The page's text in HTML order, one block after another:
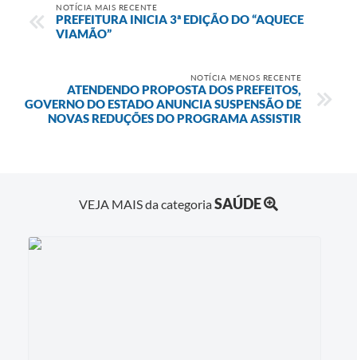
NOTÍCIA MAIS RECENTE
PREFEITURA INICIA 3ª EDIÇÃO DO “AQUECE
VIAMÃO”
NOTÍCIA MENOS RECENTE
ATENDENDO PROPOSTA DOS PREFEITOS,
GOVERNO DO ESTADO ANUNCIA SUSPENSÃO DE
NOVAS REDUÇÕES DO PROGRAMA ASSISTIR
VEJA MAIS da categoriaSAÚDE